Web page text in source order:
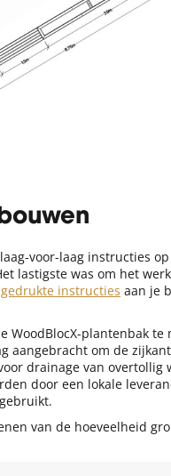
voor-laag instructies
lastigste was om het
gedrukte instructies aan je
WoodBlocX-plantenbak
aangebracht om de
drainage van
door een lokale
van de hoeveelheid